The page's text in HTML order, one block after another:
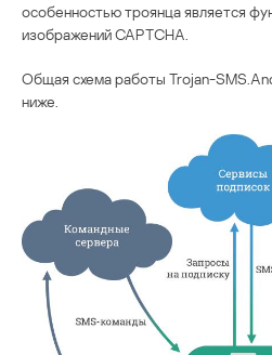
особенностью троянца является
изображений CAPTCHA.
Общая схема работы Trojan-
ниже.